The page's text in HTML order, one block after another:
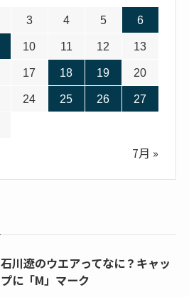
3 4 5 6
10 11 12 13
17 18 19 20
24 25 26 27
7月 »
石川遼のウエアってなに？キャッ
プに「M」マーク